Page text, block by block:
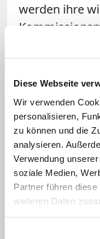
Diese Webseite
Wir verwenden
personalisieren,
zu können und die
analysieren.
Verwendung
soziale Medien,
Partner führen
weiteren Daten
werden ihre
Patrick
Bostoner
Beweggründe
Diarmuid
Diözese
ihr
zusammen